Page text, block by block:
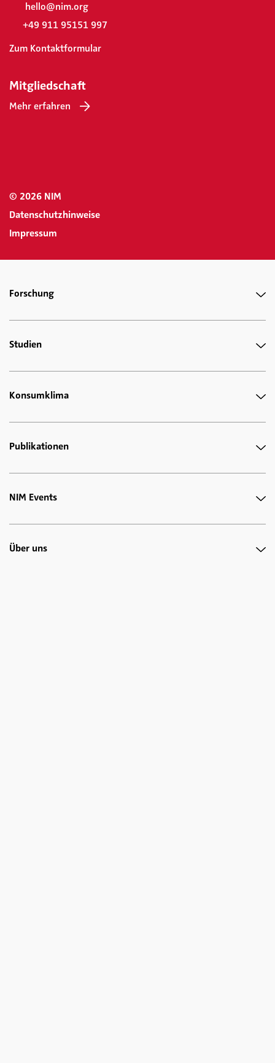
hello@nim.org
+49 911 95151 997
Zum Kontaktformular
Mitgliedschaft
Mehr erfahren
© 2026 NIM
Datenschutzhinweise
Impressum
Forschung
Studien
Konsumklima
Publikationen
NIM Events
Über uns